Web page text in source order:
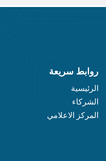
روابط سريعة
الرئيسية
الشركاء
المركز الاعلامي